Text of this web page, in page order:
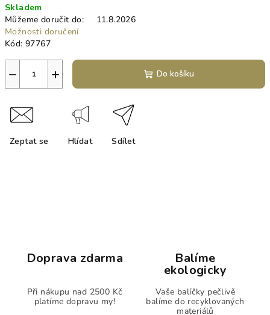
cena:
Skladem
Můžeme doručit do:
11.8.2026
Možnosti doručení
Kód: 97767
+
− Do košíku
Zeptat se Hlídat Sdílet
Doprava zdarma
Při nákupu nad 2500 Kč
platíme dopravu my!
Balíme
ekologicky
Vaše balíčky pečlivě
balíme do recyklovaných
materiálů